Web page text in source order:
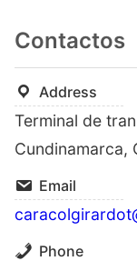
Contactos
Address
Terminal de
Cundinamarca,
Email
Phone